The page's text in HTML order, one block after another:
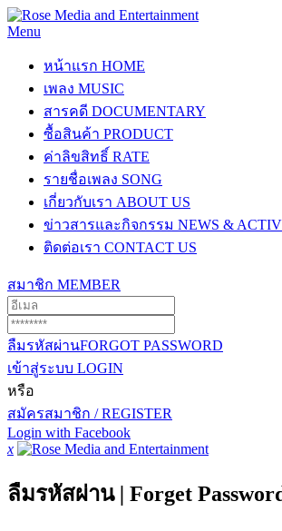
Menu
หน้าแรก HOME
เพลง MUSIC
สารคดี DOCUMENTARY
ซื้อสินค้า PRODUCT
ค่าลิขสิทธิ์ RATE
รายชื่อเพลง SONG
เกี่ยวกับเรา ABOUT US
ข่าวสารและกิจกรรม NEWS &
ติดต่อเรา CONTACT US
สมาชิก MEMBER
ลืมรหัสผ่านFORGOT PASSWORD
เข้าสู่ระบบ LOGIN
หรือ
สมัครสมาชิก / REGISTER
Login with Facebook
x
ลืมรหัสผ่าน | Forget